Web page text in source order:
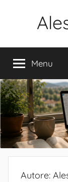
Vita
Menu
Autore: